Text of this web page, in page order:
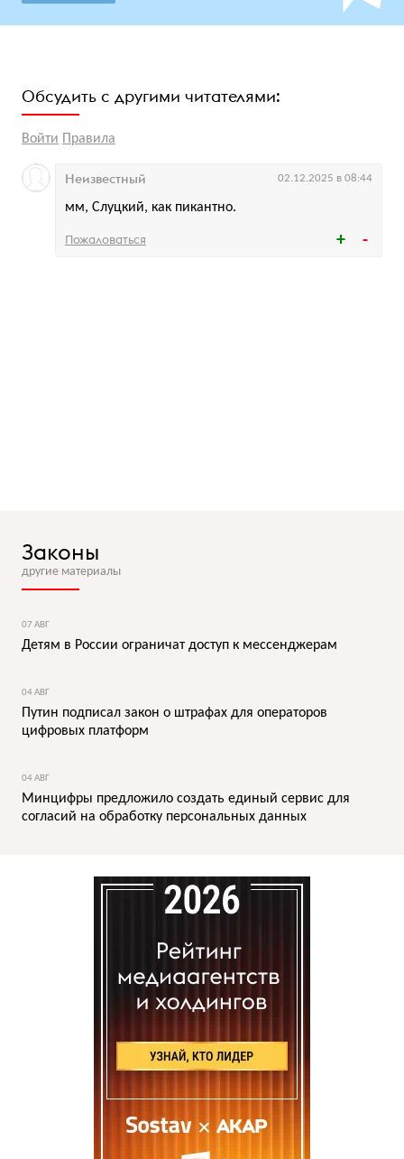
Обсудить с другими читателями:
Войти Правила
мм, Слуцкий, как пикантно.
Неизвестный 02.12.2025 в 08:44
Пожаловаться
Законы
другие материалы
07 АВГ
Детям в России ограничат доступ к мессенджерам
04 АВГ
Путин подписал закон о штрафах для операторов
цифровых платформ
04 АВГ
Минцифры предложило создать единый сервис для
согласий на обработку персональных данных